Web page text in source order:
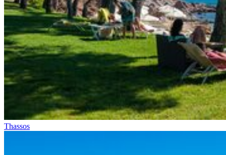
Thassos